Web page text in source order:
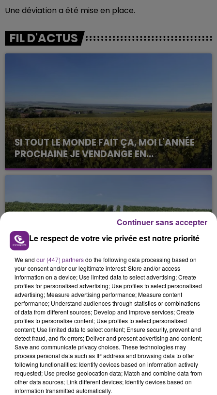
Une déviation a été mise en place.
FIL D'ACTUS
SI TOUT LE MONDE FAIT ÇA, MOI L'ANNÉE
PROCHAINE JE VENDANGE EN...
La vendange en Champagne a débuté ce jeudi 6
août dans la commune de Montgueux (Aube). Du
L'INSPECTION DU TRAVAIL RAPPELLE À
L'ORDRE SUR LES CONDITIONS DE...
Alors que les dates de début des vendange 2026
s'est avéré être plus précoce que prévu,
l'inspection du Travail en profite pour rappeler
les conditions de...
TITRES DIFFUSÉS
23h54
23h54 23h51
23h51
Le respect de votre vie privée est notre priorité
We and our (447) partnersdo the following data processing based on
your consent and/or our legitimate interest: Store and/or access
information on a device; Use limited data to select advertising; Create
profiles for personalised advertising; Use profiles to select personalised
advertising; Measure advertising performance; Measure content
performance; Understand audiences through statistics or combinations
of data from different sources; Develop and improve services; Create
profiles to personalise content; Use profiles to select personalised
content; Use limited data to select content; Ensure security, prevent and
detect fraud, and fix errors; Deliver and present advertising and content;
Save and communicate privacy choices. These technologies may
process personal data such as IP address and browsing data to offer
following functionalities: Identify devices based on information actively
requested; Use precise geolocation data; Match and combine data from
other data sources; Link different devices; Identify devices based on
information transmitted automatically.
Continuer sans accepter